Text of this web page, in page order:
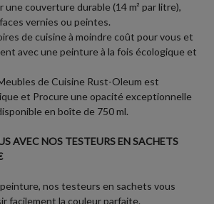
une couverture durable (14 m² par litre),
vernies ou peintes.
de cuisine à moindre coût pour vous et
avec une peinture à la fois écologique et
de Cuisine Rust-Oleum est
et Procure une opacité exceptionnelle
en boîte de 750 ml.
AVEC NOS TESTEURS EN SACHETS
nos testeurs en sachets vous
facilement la couleur parfaite.